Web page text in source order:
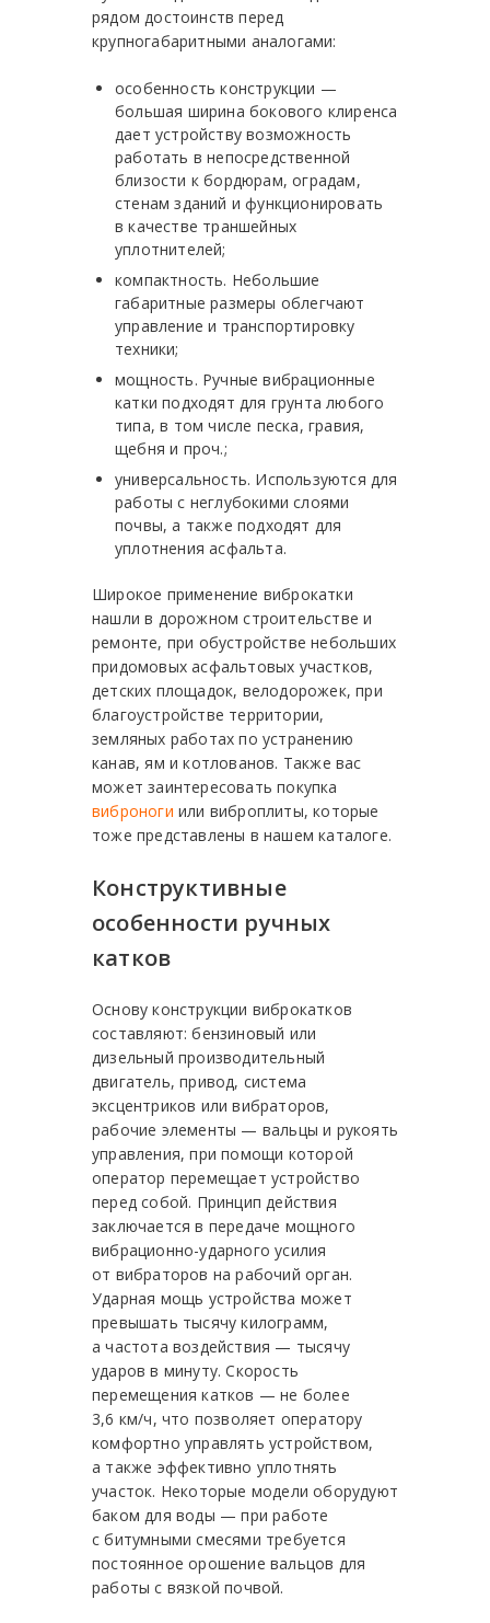
рядом достоинств перед
крупногабаритными аналогами:
особенность конструкции —
большая ширина бокового клиренса
дает устройству возможность
работать в непосредственной
близости к бордюрам, оградам,
стенам зданий и функционировать
в качестве траншейных
уплотнителей;
компактность. Небольшие
габаритные размеры облегчают
управление и транспортировку
техники;
мощность. Ручные вибрационные
катки подходят для грунта любого
типа, в том числе песка, гравия,
щебня и проч.;
универсальность. Используются для
работы с неглубокими слоями
почвы, а также подходят для
уплотнения асфальта.
Широкое применение виброкатки
нашли в дорожном строительстве и
ремонте, при обустройстве небольших
придомовых асфальтовых участков,
детских площадок, велодорожек, при
благоустройстве территории,
земляных работах по устранению
канав, ям и котлованов. Также вас
может заинтересовать покупка
виброноги или виброплиты, которые
тоже представлены в нашем каталоге.
Конструктивные
особенности ручных
катков
Основу конструкции виброкатков
составляют: бензиновый или
дизельный производительный
двигатель, привод, система
эксцентриков или вибраторов,
рабочие элементы — вальцы и рукоять
управления, при помощи которой
оператор перемещает устройство
перед собой. Принцип действия
заключается в передаче мощного
вибрационно-ударного усилия
от вибраторов на рабочий орган.
Ударная мощь устройства может
превышать тысячу килограмм,
а частота воздействия — тысячу
ударов в минуту. Скорость
перемещения катков — не более
3,6 км/ч, что позволяет оператору
комфортно управлять устройством,
а также эффективно уплотнять
участок. Некоторые модели оборудуют
баком для воды — при работе
с битумными смесями требуется
постоянное орошение вальцов для
работы с вязкой почвой.